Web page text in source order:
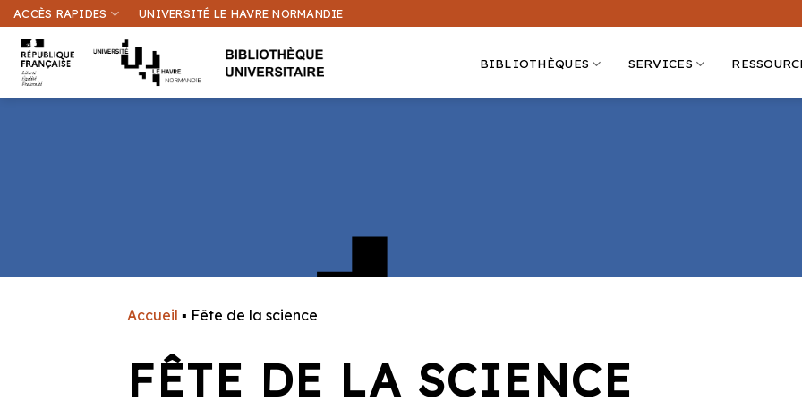
Passer
au
contenu
ACCÈS RAPIDES UNIVERSITÉ LE HAVRE NORMANDIE
BIBLIOTHÈQUES SERVICES
Accueil ▪ Fête de la science
FÊTE DE LA SCIENCE